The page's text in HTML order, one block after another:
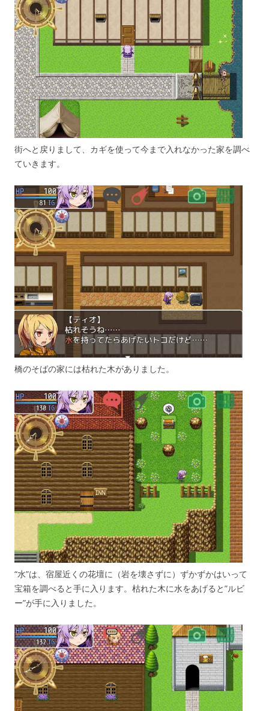
街へと戻りまして、カギを使って今まで入れなかった家を調べ
ていきます。
橋のそばの家には枯れた木がありました。
“水”は、宿屋近くの花壇に（岩を壊さずに）ずかずかはいって
宝箱を調べると手に入ります。枯れた木に水をあげると”ルビ
ー”が手に入りました。